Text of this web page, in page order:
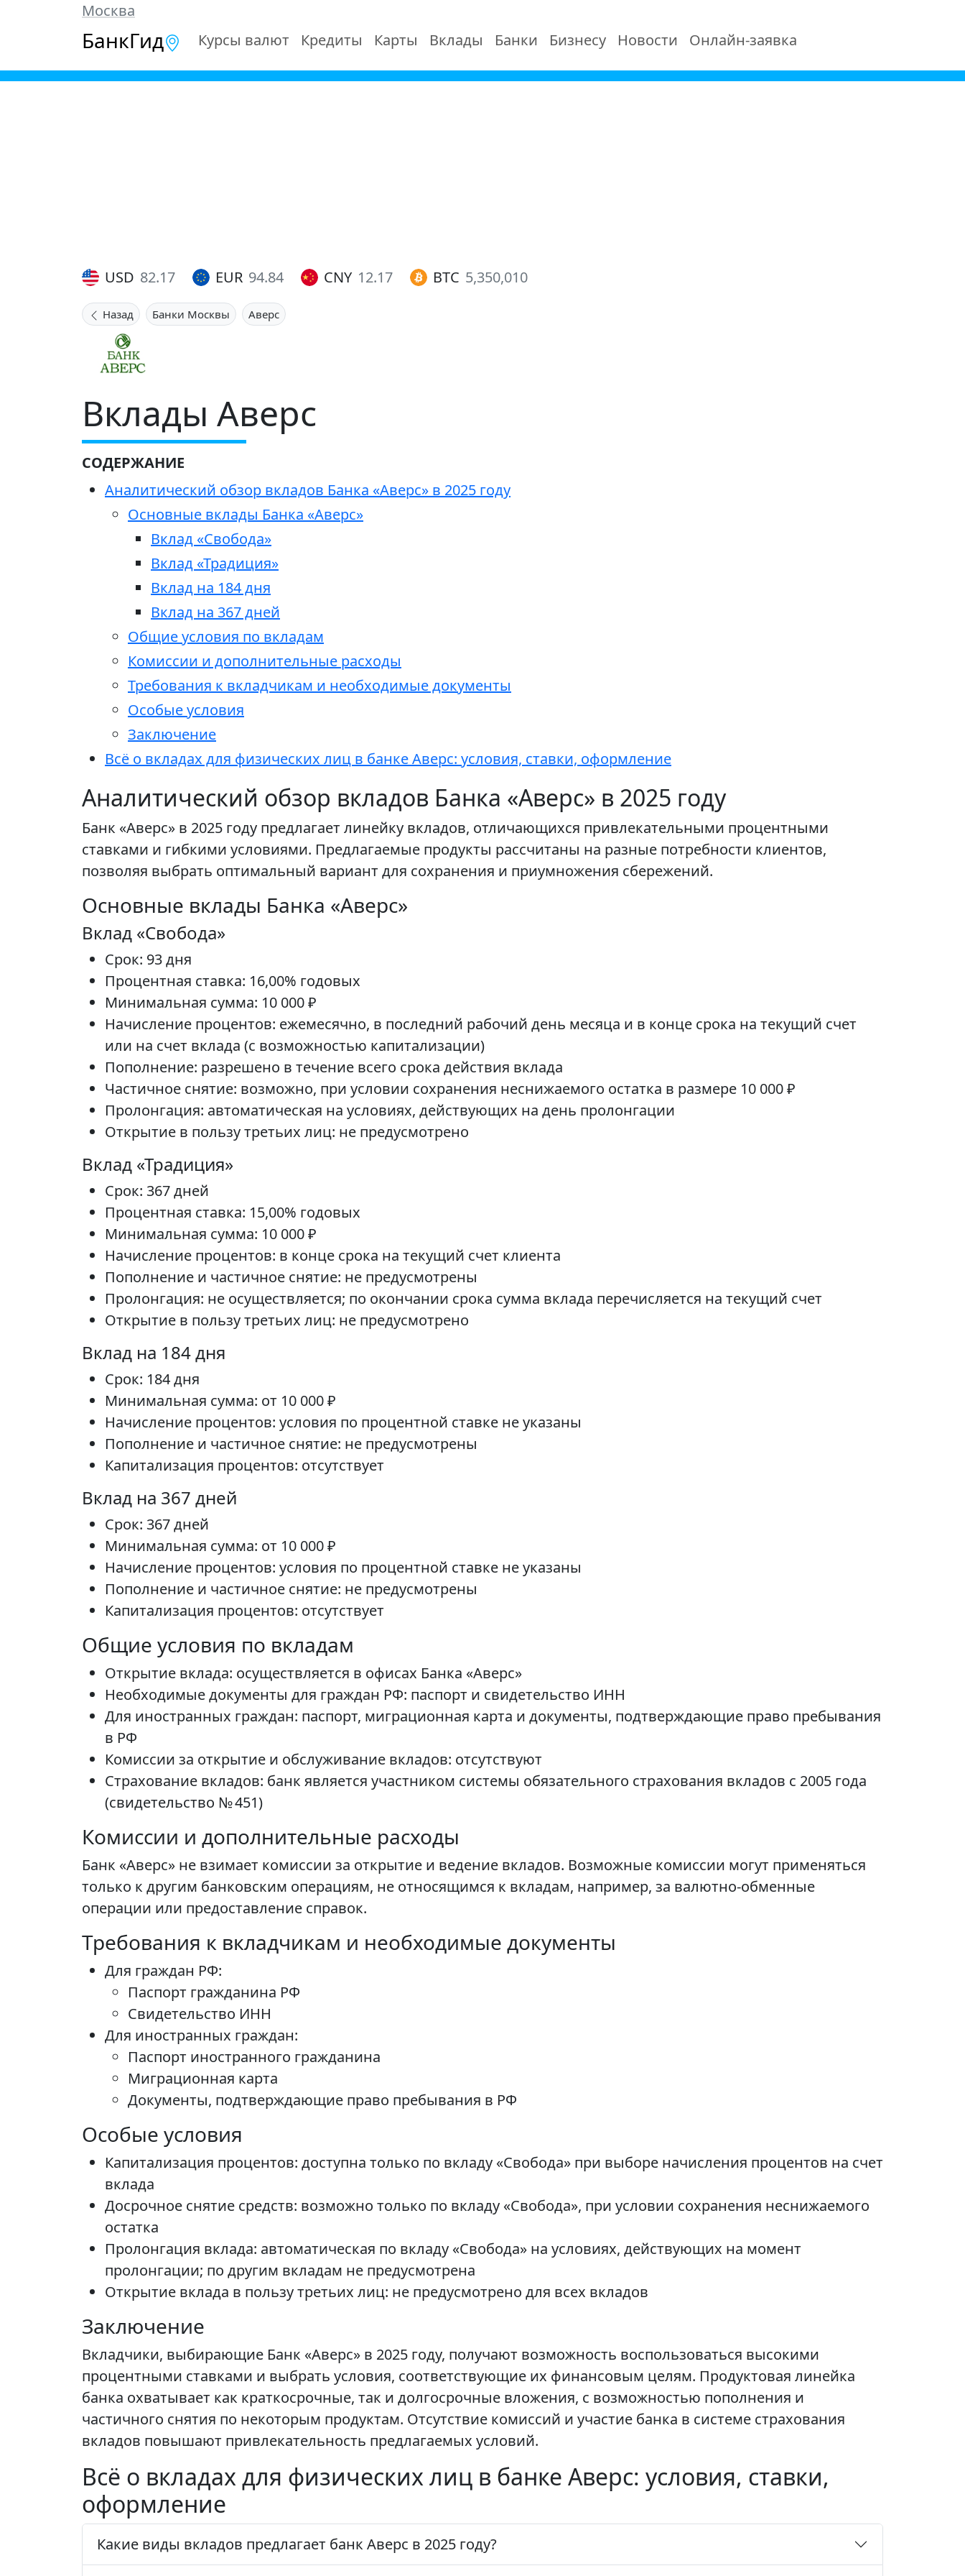
Москва
БанкГид Курсы валют Кредиты Карты Вклады Банки Бизнесу Новости Онлайн-заявка
USD 82.17 EUR 94.84 CNY 12.17 BTC 5,350,010
Назад Банки Москвы Аверс
Вклады Аверс
СОДЕРЖАНИЕ
Аналитический обзор вкладов Банка «Аверс» в 2025 году
Основные вклады Банка «Аверс»
Вклад «Свобода»
Вклад «Традиция»
Вклад на 184 дня
Вклад на 367 дней
Общие условия по вкладам
Комиссии и дополнительные расходы
Требования к вкладчикам и необходимые документы
Особые условия
Заключение
Всё о вкладах для физических лиц в банке Аверс: условия, ставки, оформление
Аналитический обзор вкладов Банка «Аверс» в 2025 году
Банк «Аверс» в 2025 году предлагает линейку вкладов, отличающихся привлекательными процентными
ставками и гибкими условиями. Предлагаемые продукты рассчитаны на разные потребности клиентов,
позволяя выбрать оптимальный вариант для сохранения и приумножения сбережений.
Основные вклады Банка «Аверс»
Вклад «Свобода»
Срок: 93 дня
Процентная ставка: 16,00% годовых
Минимальная сумма: 10 000 ₽
Начисление процентов: ежемесячно, в последний рабочий день месяца и в конце срока на текущий счет
или на счет вклада (с возможностью капитализации)
Пополнение: разрешено в течение всего срока действия вклада
Частичное снятие: возможно, при условии сохранения неснижаемого остатка в размере 10 000 ₽
Пролонгация: автоматическая на условиях, действующих на день пролонгации
Открытие в пользу третьих лиц: не предусмотрено
Вклад «Традиция»
Срок: 367 дней
Процентная ставка: 15,00% годовых
Минимальная сумма: 10 000 ₽
Начисление процентов: в конце срока на текущий счет клиента
Пополнение и частичное снятие: не предусмотрены
Пролонгация: не осуществляется; по окончании срока сумма вклада перечисляется на текущий счет
Открытие в пользу третьих лиц: не предусмотрено
Вклад на 184 дня
Срок: 184 дня
Минимальная сумма: от 10 000 ₽
Начисление процентов: условия по процентной ставке не указаны
Пополнение и частичное снятие: не предусмотрены
Капитализация процентов: отсутствует
Вклад на 367 дней
Срок: 367 дней
Минимальная сумма: от 10 000 ₽
Начисление процентов: условия по процентной ставке не указаны
Пополнение и частичное снятие: не предусмотрены
Капитализация процентов: отсутствует
Общие условия по вкладам
Открытие вклада: осуществляется в офисах Банка «Аверс»
Необходимые документы для граждан РФ: паспорт и свидетельство ИНН
Для иностранных граждан: паспорт, миграционная карта и документы, подтверждающие право пребывания
в РФ
Комиссии за открытие и обслуживание вкладов: отсутствуют
Страхование вкладов: банк является участником системы обязательного страхования вкладов с 2005 года
(свидетельство № 451)
Комиссии и дополнительные расходы
Банк «Аверс» не взимает комиссии за открытие и ведение вкладов. Возможные комиссии могут применяться
только к другим банковским операциям, не относящимся к вкладам, например, за валютно-обменные
операции или предоставление справок.
Требования к вкладчикам и необходимые документы
Для граждан РФ:
Паспорт гражданина РФ
Свидетельство ИНН
Для иностранных граждан:
Паспорт иностранного гражданина
Миграционная карта
Документы, подтверждающие право пребывания в РФ
Особые условия
Капитализация процентов: доступна только по вкладу «Свобода» при выборе начисления процентов на счет
вклада
Досрочное снятие средств: возможно только по вкладу «Свобода», при условии сохранения неснижаемого
остатка
Пролонгация вклада: автоматическая по вкладу «Свобода» на условиях, действующих на момент
пролонгации; по другим вкладам не предусмотрена
Открытие вклада в пользу третьих лиц: не предусмотрено для всех вкладов
Заключение
Вкладчики, выбирающие Банк «Аверс» в 2025 году, получают возможность воспользоваться высокими
процентными ставками и выбрать условия, соответствующие их финансовым целям. Продуктовая линейка
банка охватывает как краткосрочные, так и долгосрочные вложения, с возможностью пополнения и
частичного снятия по некоторым продуктам. Отсутствие комиссий и участие банка в системе страхования
вкладов повышают привлекательность предлагаемых условий.
Всё о вкладах для физических лиц в банке Аверс: условия, ставки,
оформление
Какие виды вкладов предлагает банк Аверс в 2025 году?